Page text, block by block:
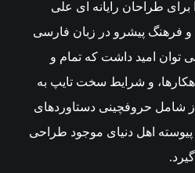
برای طراحان رایانه ای علی
فرهنگ پیشرو در زبان فارسی
توان امید داشت که تمام و
و شرایط سخت تایپ به
شامل حروفچینی دستاوردهای
اهل دنیای موجود طراحی